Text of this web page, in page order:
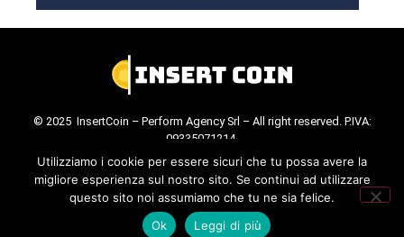
© 2025 InsertCoin – Perform Agency Srl – All right reserved. P.IVA:
09335071214.
Cookie Policy . Privacy Policy.
Utilizziamo i cookie per essere sicuri che tu possa avere la
migliore esperienza sul nostro sito. Se continui ad utilizzare
questo sito noi assumiamo che tu ne sia felice.
Ok
Leggi di più